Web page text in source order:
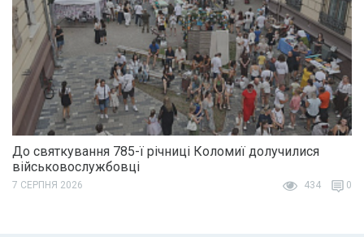
До святкування 785-ї річниці Коломиї долучилися
військовослужбовці
7 СЕРПНЯ 2026 434 0